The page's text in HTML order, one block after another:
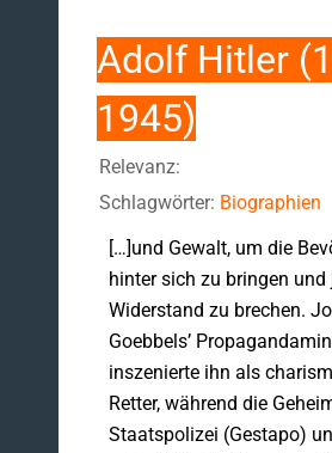
Adolf Hitler
1945)
Relevanz:
Schlagwörter: Biographien
[…]und Gewalt, um die
hinter sich zu bringen und
Widerstand zu brechen.
Goebbels’
inszenierte ihn als
Retter, während die
Staatspolizei (Gestapo)